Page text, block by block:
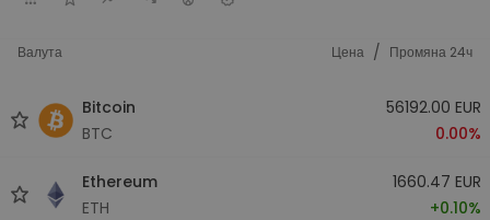
Валута Цена / Промяна 24ч
Bitcoin
BTC
56192.00 EUR
0.00%
Ethereum
ETH
1660.47 EUR
+0.10%